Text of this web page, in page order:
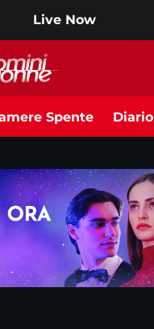
Live Now
Spente Diario